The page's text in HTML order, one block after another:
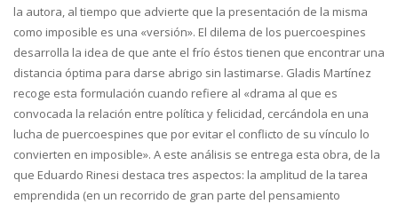
la autora, al tiempo que advierte que la presentación de la misma
como imposible es una «versión». El dilema de los puercoespines
desarrolla la idea de que ante el frío éstos tienen que encontrar una
distancia óptima para darse abrigo sin lastimarse. Gladis Martínez
recoge esta formulación cuando refiere al «drama al que es
convocada la relación entre política y felicidad, cercándola en una
lucha de puercoespines que por evitar el conflicto de su vínculo lo
convierten en imposible». A este análisis se entrega esta obra, de la
que Eduardo Rinesi destaca tres aspectos: la amplitud de la tarea
emprendida (en un recorrido de gran parte del pensamiento